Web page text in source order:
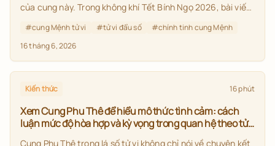
của cung này. Trong không khí Tết Bính Ngọ 2026, bài viết
phụ tinh và cách đọc tổng quan lá số theo hướng dễ hiểu,
đúng kiến thức nền.
#cung Mệnh tử vi #tử vi đẩu số #chính tinh cung Mệnh
16 tháng 6, 2026
Kiến thức 16 phút
Xem Cung Phu Thê để hiểu mô thức tình cảm: cách
luận mức độ hòa hợp và kỳ vọng trong quan hệ theo tử
Cung Phu Thê trong lá số tử vi không chỉ nói về chuyện kết